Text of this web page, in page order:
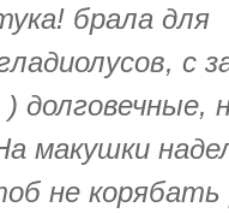
брала для
с
) долговечные,
макушки
не корябать